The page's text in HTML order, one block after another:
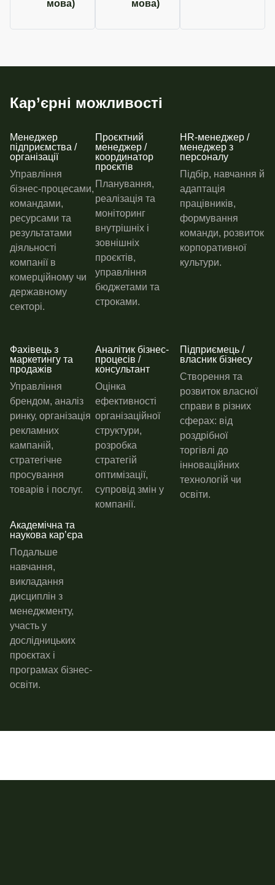
мова) мова)
Кар’єрні можливості
Менеджер
підприємства /
організації
Управління
бізнес-процесами,
командами,
ресурсами та
результатами
діяльності
компанії в
комерційному чи
державному
секторі.
Проєктний
менеджер /
координатор
проєктів
Планування,
реалізація та
моніторинг
внутрішніх і
зовнішніх
проєктів,
управління
бюджетами та
строками.
HR-менеджер /
менеджер з
персоналу
Підбір, навчання й
адаптація
працівників,
формування
команди, розвиток
корпоративної
культури.
Фахівець з
маркетингу та
продажів
Управління
брендом, аналіз
ринку, організація
рекламних
кампаній,
стратегічне
просування
товарів і послуг.
Аналітик бізнес-
процесів /
консультант
Оцінка
ефективності
організаційної
структури,
розробка
стратегій
оптимізації,
супровід змін у
компанії.
Підприємець /
власник бізнесу
Створення та
розвиток власної
справи в різних
сферах: від
роздрібної
торгівлі до
інноваційних
технологій чи
освіти.
Академічна та
наукова карʼєра
Подальше
навчання,
викладання
дисциплін з
менеджменту,
участь у
дослідницьких
проєктах і
програмах бізнес-
освіти.